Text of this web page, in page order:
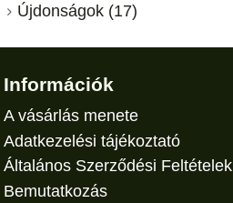
Újdonságok (17)
Információk
A vásárlás menete
Adatkezelési tájékoztató
Általános Szerződési Feltételek
Bemutatkozás